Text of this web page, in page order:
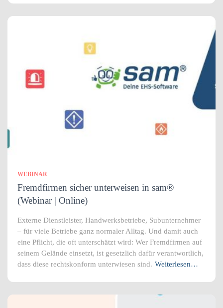
WEBINAR
Fremdfirmen sicher unterweisen in sam®
(Webinar | Online)
Externe Dienstleister, Handwerksbetriebe, Subunternehmer
– für viele Betriebe ganz normaler Alltag. Und damit auch
eine Pflicht, die oft unterschätzt wird: Wer Fremdfirmen auf
seinem Gelände einsetzt, ist gesetzlich dafür verantwortlich,
dass diese rechtskonform unterwiesen sind. Weiterlesen…